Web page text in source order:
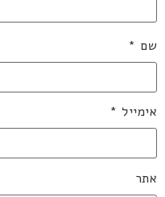
שם *
אימייל *
אתר